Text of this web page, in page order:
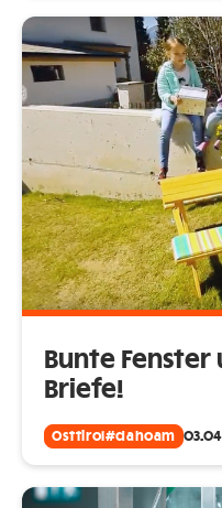
Bunte
Briefe!
Osttirol#dahoam